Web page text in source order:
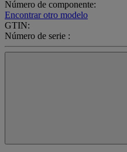
Número de componente:
Encontrar otro modelo
GTIN:
Número de serie :